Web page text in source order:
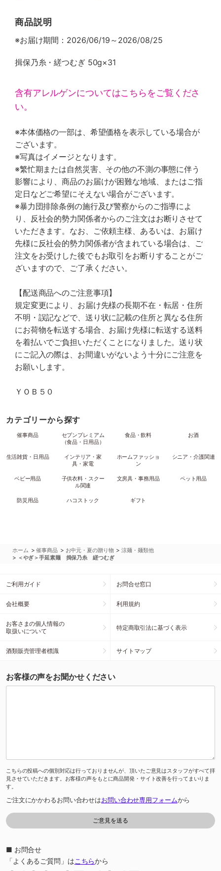
商品説明
※お届け期間：2026/06/19～2026/08/25
揖保乃糸・縒つむぎ 50g×31
含有アレルゲンについてはこちらをご覧くださ
い。
※本体価格の一部は、希望価格を表示している場合が
ございます。
※写真はイメージとなります。
※繁忙期または自然災害、その他の不測の事態に伴う
影響により、商品のお届けが困難な地域、またはご指
定日などご希望にそえない場合がございます。
※暴力団排除条例の施行及び警察からのご指導によ
り、反社会的勢力関係者からのご注文はお断りさせて
いただきます。なお、ご依頼主様、あるいは、お届け
先様に反社会的勢力関係者が含まれている場合は、ご
注文をお受けした後でもお取引をお断りすることがご
ざいますので、ご了承ください。
【配送商品へのご注意事項】
規定変更により、お届け先様の長期不在・転居・住所
不明・誤記などで、送り状に記載の住所と異なる住所
にお荷物を転送する場合、お届け先様に転送する送料
を着払いでご負担いただくことになりました。送り状
にご記入の際は、お間違いがないよう十分にご注意を
お願いします。
ＹＯＢ５０
カテゴリーから探す
催事商品
セブンプレミアム
（食品・日用品）
食品・飲料 お酒
生活雑貨・日用品
インテリア・家
具・家電
ホームファッショ
ン
シニア・介護関連
ベビー用品
子供衣料・スクー
ル関連
文房具・事務用品 ペット用品
防災用品 ハコストック ギフト
ホーム >催事商品 > お中元・夏の贈り物 >涼麺・麺類他
> ＜やぎ＞手延素麺 揖保乃糸 縒つむぎ
ご利用ガイド お問合せ窓口
会社概要 利用規約
お客さまの個人情報の
取扱いについて
特定商取引法に基づく表示
酒類販売管理者標識 サイトマップ
お客様の声をお聞かせください
こちらの投稿への個別対応は行っておりませんが、頂いたご意見はスタッフがすべて拝
見させていただきます。お客様の声をもとに商品開発・サイト改善を行ってまいりま
す。
ご注文にかかわるお問い合わせはお問い合わせ専用フォームから
■ お問合せ
「よくあるご質問」はこちらから